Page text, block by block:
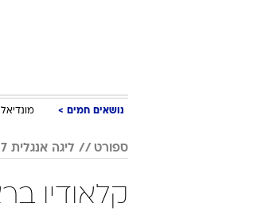
נושאים חמים מונדיאל 2026
ספורט ליגה אנגלית 2016/17